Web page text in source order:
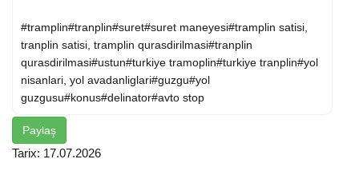
#tramplin#tranplin#suret#suret maneyesi#tramplin satisi,
tranplin satisi, tramplin qurasdirilmasi#tranplin
qurasdirilmasi#ustun#turkiye tramoplin#turkiye tranplin#yol
nisanlari, yol avadanliglari#guzgu#yol
guzgusu#konus#delinator#avto stop
Paylaş
Tarix: 17.07.2026